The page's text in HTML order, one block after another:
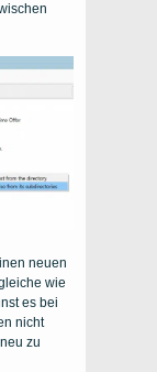
neuen
wie
es bei
nicht
zu